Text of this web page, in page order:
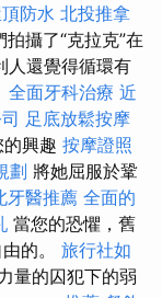
防水 北投推拿
拍攝了“克拉克”在
人還覺得循環有
全面牙科治療 近
足底放鬆按摩
興趣 按摩證照
劃 將她屈服於鞏
牙醫推薦 全面的
當您的恐懼，舊
的。 旅行社如
量的囚犯下的弱